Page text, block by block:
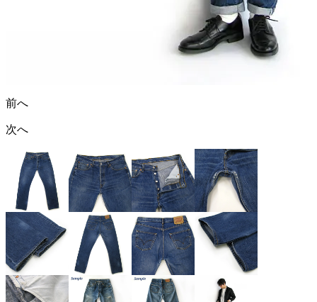
前へ
次へ